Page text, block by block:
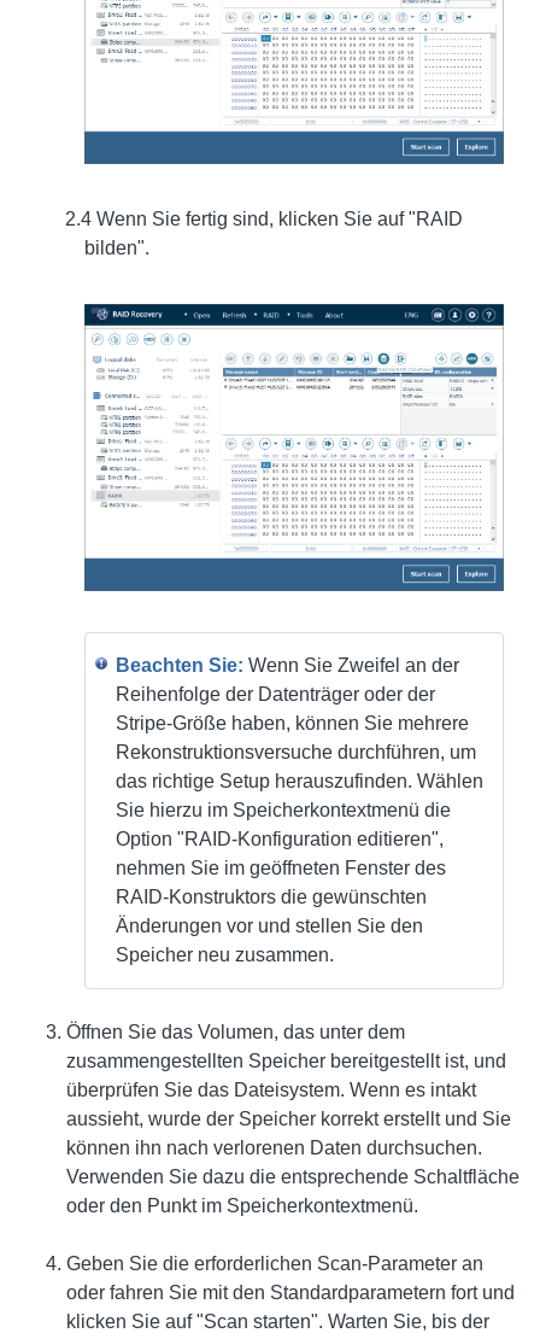
2.4 Wenn Sie fertig sind, klicken Sie auf "RAID
bilden".
Beachten Sie: Wenn Sie Zweifel an der
Reihenfolge der Datenträger oder der
Stripe-Größe haben, können Sie mehrere
Rekonstruktionsversuche durchführen, um
das richtige Setup herauszufinden. Wählen
Sie hierzu im Speicherkontextmenü die
Option "RAID-Konfiguration editieren",
nehmen Sie im geöffneten Fenster des
RAID-Konstruktors die gewünschten
Änderungen vor und stellen Sie den
Speicher neu zusammen.
Öffnen Sie das Volumen, das unter dem
zusammengestellten Speicher bereitgestellt ist, und
überprüfen Sie das Dateisystem. Wenn es intakt
aussieht, wurde der Speicher korrekt erstellt und Sie
können ihn nach verlorenen Daten durchsuchen.
Verwenden Sie dazu die entsprechende Schaltfläche
oder den Punkt im Speicherkontextmenü.
Geben Sie die erforderlichen Scan-Parameter an
oder fahren Sie mit den Standardparametern fort und
klicken Sie auf "Scan starten". Warten Sie, bis der